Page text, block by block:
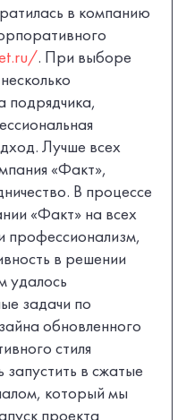
в компанию
. При выборе
подрядчика,
Лучше всех
«Факт»,
В процессе
«Факт» на всех
профессионализм,
в решении
удалось
задачи по
обновленного
стиля
в сжатые
который мы
проекта